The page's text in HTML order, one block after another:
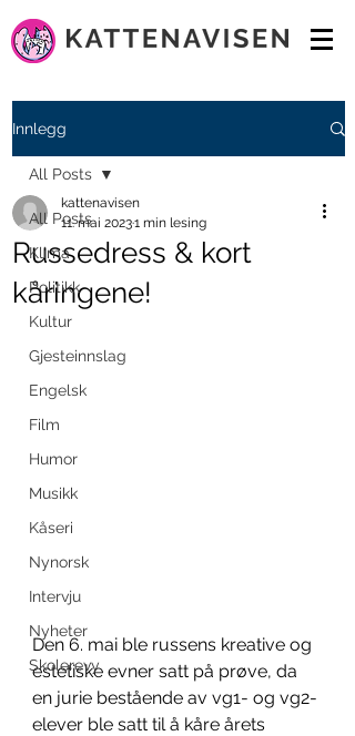
Innlegg
All Posts
Klima
Politikk
Kultur
Gjesteinnslag
Engelsk
Film
Humor
Musikk
Kåseri
Nynorsk
Intervju
Nyheter
Skolerevy
All Posts
Russedress & kort
kåringene!
kattenavisen
11. mai 20231 min lesing
Den 6. mai ble russens kreative og
estetiske evner satt på prøve, da
en jurie bestående av vg1- og vg2-
elever ble satt til å kåre årets